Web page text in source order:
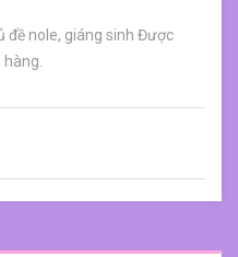
đề nole, giáng sinh Được